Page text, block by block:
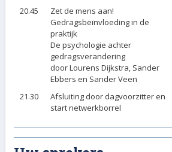
20.45
Zet de mens aan!
Gedragsbeïnvloeding in de
praktijk
De psychologie achter
gedragsverandering
door Lourens Dijkstra, Sander
Ebbers en Sander Veen
21.30
Afsluiting door dagvoorzitter en
start netwerkborrel